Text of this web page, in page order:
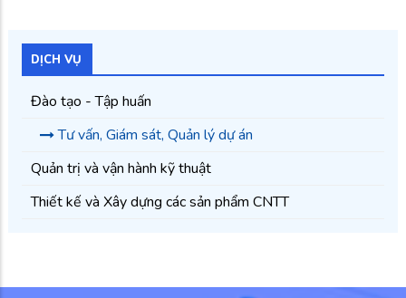
DỊCH VỤ
Đào tạo - Tập huấn
Tư vấn, Giám sát, Quản lý dự án
Quản trị và vận hành kỹ thuật
Thiết kế và Xây dựng các sản phẩm CNTT